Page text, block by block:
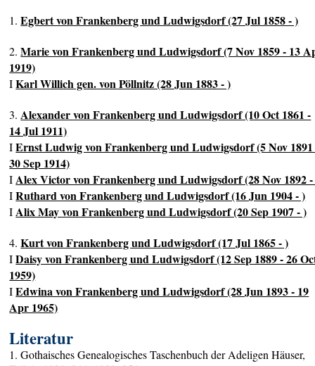
1.Egbert von Frankenberg und Ludwigsdorf (27 Jul 1858 - )
2.Marie von Frankenberg und Ludwigsdorf (7 Nov 1859 - 13
1919)
IKarl Willich gen. von Pöllnitz (28 Jun 1883 - )
3.Alexander von Frankenberg und Ludwigsdorf (10 Oct 1861 -
14 Jul 1911)
IErnst Ludwig von Frankenberg und Ludwigsdorf (5 Nov
30 Sep 1914)
IAlex Victor von Frankenberg und Ludwigsdorf (28 Nov 1892
IRuthard von Frankenberg und Ludwigsdorf (16 Jun 1904 - )
IAlix May von Frankenberg und Ludwigsdorf (20 Sep 1907 - )
4.Kurt von Frankenberg und Ludwigsdorf (17 Jul 1865 - )
IDaisy von Frankenberg und Ludwigsdorf (12 Sep 1889 - 26
1959)
IEdwina von Frankenberg und Ludwigsdorf (28 Jun 1893 - 19
Apr 1965)
Literatur
1. Gothaisches Genealogisches Taschenbuch der Adeligen Häuser,